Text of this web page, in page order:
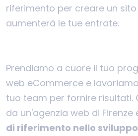
riferimento per creare un
aumenterà le tue entrate.
Prendiamo a cuore il tuo
web eCommerce e
tuo team per fornire risultati.
da un'agenzia web di Firenze
di riferimento nello